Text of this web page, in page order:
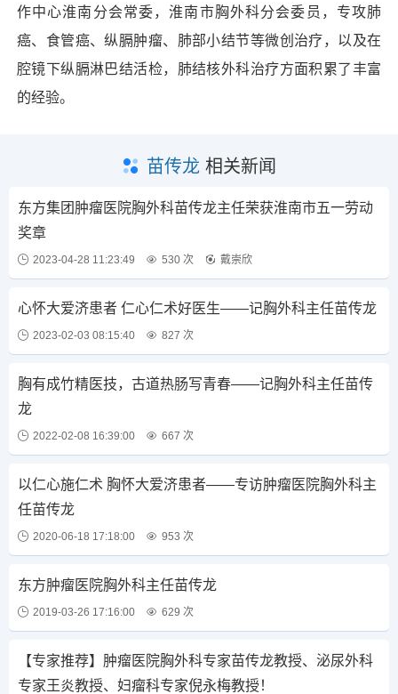
作中心淮南分会常委，淮南市胸外科分会委员，专攻肺
癌、食管癌、纵膈肿瘤、肺部小结节等微创治疗，以及在
腔镜下纵膈淋巴结活检，肺结核外科治疗方面积累了丰富
的经验。
苗传龙 相关新闻
东方集团肿瘤医院胸外科苗传龙主任荣获淮南市五一劳动
奖章
2023-04-28 11:23:49 530 次 戴崇欣
心怀大爱济患者 仁心仁术好医生——记胸外科主任苗传龙
2023-02-03 08:15:40 827 次
胸有成竹精医技，古道热肠写青春——记胸外科主任苗传
龙
2022-02-08 16:39:00 667 次
以仁心施仁术 胸怀大爱济患者——专访肿瘤医院胸外科主
任苗传龙
2020-06-18 17:18:00 953 次
东方肿瘤医院胸外科主任苗传龙
2019-03-26 17:16:00 629 次
【专家推荐】肿瘤医院胸外科专家苗传龙教授、泌尿外科
专家王炎教授、妇瘤科专家倪永梅教授！